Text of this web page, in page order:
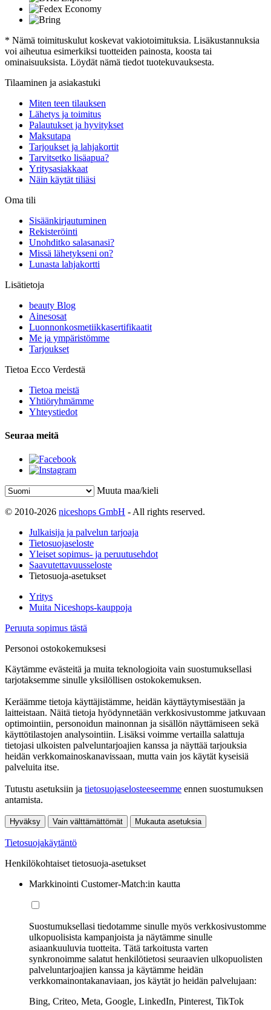
* Nämä toimituskulut koskevat vakiotoimituksia. Lisäkustannuksia
voi aiheutua esimerkiksi tuotteiden painosta, koosta tai
ominaisuuksista. Löydät nämä tiedot tuotekuvauksesta.
Tilaaminen ja asiakastuki
Miten teen tilauksen
Lähetys ja toimitus
Palautukset ja hyvitykset
Maksutapa
Tarjoukset ja lahjakortit
Tarvitsetko lisäapua?
Yritysasiakkaat
Näin käytät tiliäsi
Oma tili
Sisäänkirjautuminen
Rekisteröinti
Unohditko salasanasi?
Missä lähetykseni on?
Lunasta lahjakortti
Lisätietoja
beauty Blog
Ainesosat
Luonnonkosmetiikkasertifikaatit
Me ja ympäristömme
Tarjoukset
Tietoa Ecco Verdestä
Tietoa meistä
Yhtiöryhmämme
Yhteystiedot
Seuraa meitä
Muuta maa/kieli
© 2010-2026 niceshops GmbH - All rights reserved.
Julkaisija ja palvelun tarjoaja
Tietosuojaseloste
Yleiset sopimus- ja peruutusehdot
Saavutettavuusseloste
Tietosuoja-asetukset
Yritys
Muita Niceshops-kauppoja
Peruuta sopimus tästä
Personoi ostokokemuksesi
Käytämme evästeitä ja muita teknologioita vain suostumuksellasi
tarjotaksemme sinulle yksilöllisen ostokokemuksen.
Keräämme tietoja käyttäjistämme, heidän käyttäytymisestään ja
laitteistaan. Näitä tietoja hyödynnetään verkkosivustomme jatkuvaan
optimointiin, personoidun mainonnan ja sisällön näyttämiseen sekä
käyttötilastojen analysointiin. Lisäksi voimme vertailla salattuja
tietojasi ulkoisten palveluntarjoajien kanssa ja näyttää tarjouksia
heidän verkkomainoskanavissaan, mutta vain jos käytät kyseisiä
palveluita itse.
Tutustu asetuksiin ja tietosuojaselosteeseemme ennen suostumuksen
antamista.
Hyväksy Vain välttämättömät Mukauta asetuksia
Tietosuojakäytäntö
Henkilökohtaiset tietosuoja-asetukset
Markkinointi Customer-Match:in kautta
Suostumuksellasi tiedotamme sinulle myös verkkosivustomme
ulkopuolisista kampanjoista ja näytämme sinulle
asiaankuuluvia tuotteita. Tätä tarkoitusta varten
synkronoimme salatut henkilötietosi seuraavien ulkopuolisten
palveluntarjoajien kanssa ja käytämme heidän
verkkomainontakanaviaan, jos käytät jo heidän palvelujaan:
Bing, Criteo, Meta, Google, LinkedIn, Pinterest, TikTok